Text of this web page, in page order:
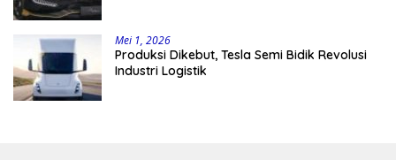
Mei 1, 2026
Produksi Dikebut, Tesla Semi Bidik Revolusi
Industri Logistik